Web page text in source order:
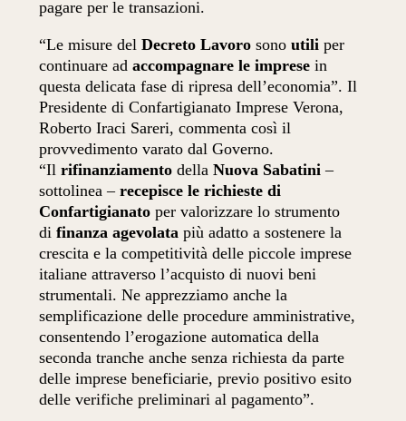
pagare per le transazioni.
“Le misure delDecreto Lavoro sonoutili per
continuare adaccompagnare le imprese in
questa delicata fase di ripresa dell’economia”. Il
Presidente di Confartigianato Imprese Verona,
Roberto Iraci Sareri, commenta così il
provvedimento varato dal Governo.
“Ilrifinanziamento della Nuova Sabatini –
sottolinea –recepisce le richieste di
Confartigianato per valorizzare lo strumento
difinanza agevolata più adatto a sostenere la
crescita e la competitività delle piccole imprese
italiane attraverso l’acquisto di nuovi beni
strumentali. Ne apprezziamo anche la
semplificazione delle procedure amministrative,
consentendo l’erogazione automatica della
seconda tranche anche senza richiesta da parte
delle imprese beneficiarie, previo positivo esito
delle verifiche preliminari al pagamento”.